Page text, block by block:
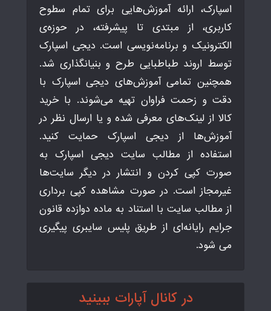
اسپارک، ارائه آموزش‌هایی برای تمام سطوح
کاربری، از مبتدی تا پیشرفته، در حوزه‌ی
الکترونیک و برنامه‌نویسی است. دیجی اسپارک
توسط اروند طباطبایی طرح و بنیانگذاری شد.
همچنین تمامی آموزش‌های دیجی اسپارک با
دقت و زحمت فراوان تهیه می‌شوند. با خرید
کالا از لینک‌های معرفی شده و یا ارسال نظر در
آموزش‌ها از دیجی اسپارک حمایت کنید.
استفاده از مطالب سایت دیجی اسپارک به
صورت کپی کردن و انتشار در دیگر سایت‌ها
غیرمجاز است. در صورت مشاهده کپی برداری
از مطالب سایت با استناد به ماده دوازده قانون
جرایم رایانه‌ای از طریق پلیس سایبری پیگیری
می شود.
در کانال آپارات ببینید